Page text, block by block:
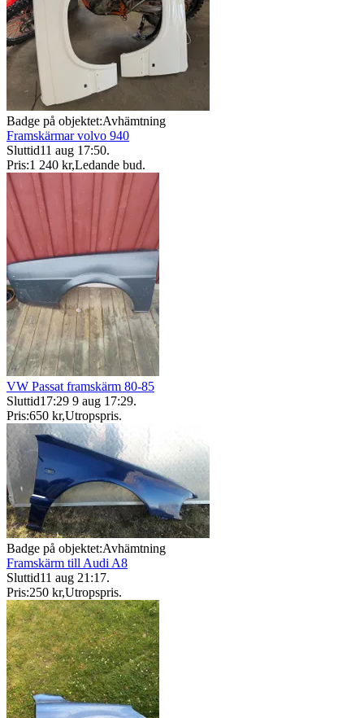
Badge på objektet:Avhämtning
Framskärmar volvo 940
Sluttid11 aug 17:50.
Pris:1 240 kr,Ledande bud.
VW Passat framskärm 80-85
Sluttid17:29 9 aug 17:29.
Pris:650 kr,Utropspris.
Badge på objektet:Avhämtning
Framskärm till Audi A8
Sluttid11 aug 21:17.
Pris:250 kr,Utropspris.